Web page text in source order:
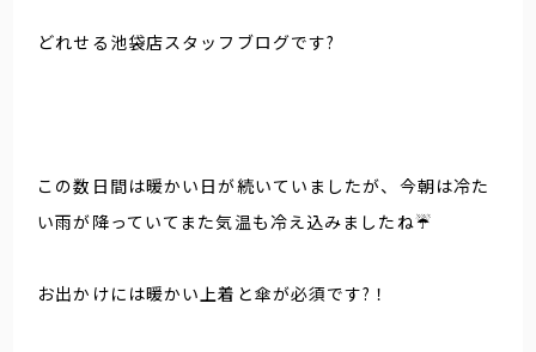
どれせる池袋店スタッフブログです?
この数日間は暖かい日が続いていましたが、今朝は冷た
い雨が降っていてまた気温も冷え込みましたね☔️
お出かけには暖かい上着と傘が必須です?！